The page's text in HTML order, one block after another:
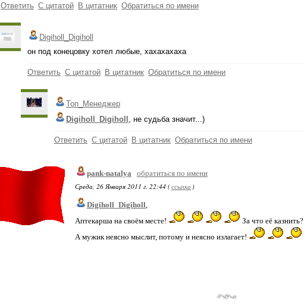
Ответить С цитатой В цитатник Обратиться по имени
Digiholl_Digiholl
он под конецовку хотел любые, хахахахаха
Ответить С цитатой В цитатник Обратиться по имени
Топ_Менеджер
Digiholl_Digiholl , не судьба значит...)
Ответить С цитатой В цитатник Обратиться по имени
pank-natalya
обратиться по имени
Среда, 26 Января 2011 г. 22:44 (ссылка )
Digiholl_Digiholl,
Аптекарша на своём месте!
За что её казнить?
А мужик неясно мыслит, потому и неясно излагает!